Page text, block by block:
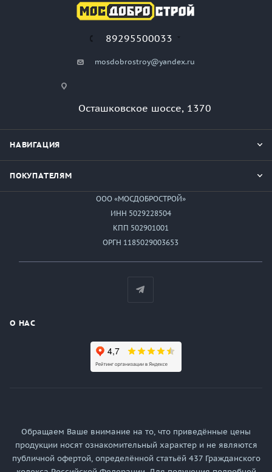
89295500033
mosdobrostroy@yandex.ru
Осташковское шоссе, 1370
НАВИГАЦИЯ
ПОКУПАТЕЛЯМ
ООО «МОСДОБРОСТРОЙ»
ИНН 5029228504
КПП 502901001
ОРГН 1185029003653
О НАС
Обращаем Ваше внимание на то, что приведённые цены
продукции носят ознакомительный характер и не являются
публичной офертой, определённой статьёй 437 Гражданского